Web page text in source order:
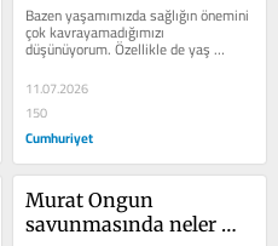
Bazen yaşamımızda sağlığın önemini
çok kavrayamadığımızı
düşünüyorum. Özellikle de yaş
ilerledikçe başlayan hastalıklara
kadar...
11.07.2026
150
Cumhuriyet
Murat Ongun
savunmasında neler